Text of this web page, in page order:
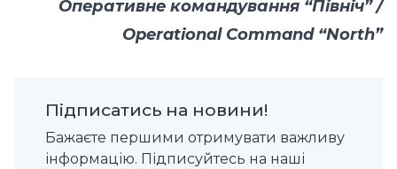
Оперативне командування “Північ” /
Operational Command “North”
Підписатись на новини!
Бажаєте першими отримувати важливу
інформацію. Підписуйтесь на наші